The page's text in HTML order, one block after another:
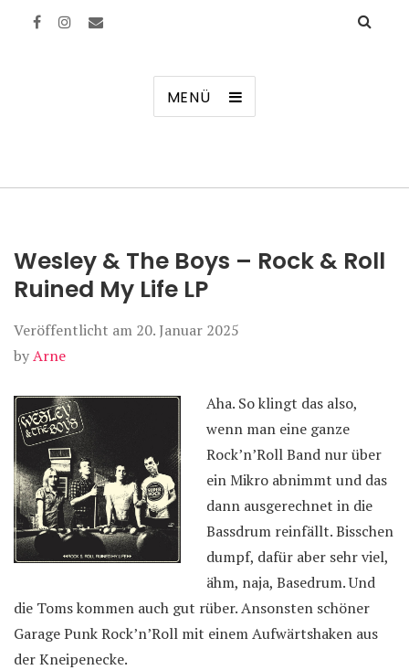
MENÜ
Wesley & The Boys – Rock & Roll
Ruined My Life LP
Veröffentlicht am 20. Januar 2025
byArne
Aha. So klingt das also,
wenn man eine ganze
Rock’n’Roll Band nur über
ein Mikro abnimmt und das
dann ausgerechnet in die
Bassdrum reinfällt. Bisschen
dumpf, dafür aber sehr viel,
ähm, naja, Basedrum. Und
die Toms kommen auch gut rüber. Ansonsten schöner
Garage Punk Rock’n’Roll mit einem Aufwärtshaken aus
der Kneipenecke.